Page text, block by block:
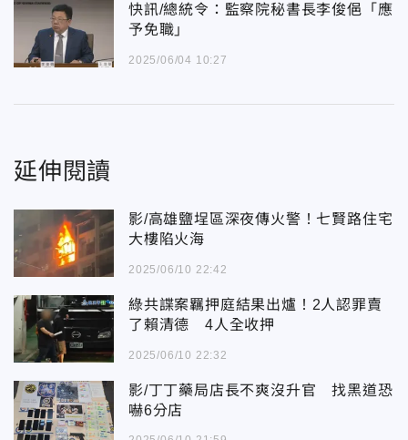
快訊/總統令：監察院秘書長李俊俋「應
予免職」
2025/06/04 10:27
延伸閱讀
影/高雄鹽埕區深夜傳火警！七賢路住宅
大樓陷火海
2025/06/10 22:42
綠共諜案羈押庭結果出爐！2人認罪賣
了賴清德 4人全收押
2025/06/10 22:32
影/丁丁藥局店長不爽沒升官 找黑道恐
嚇6分店